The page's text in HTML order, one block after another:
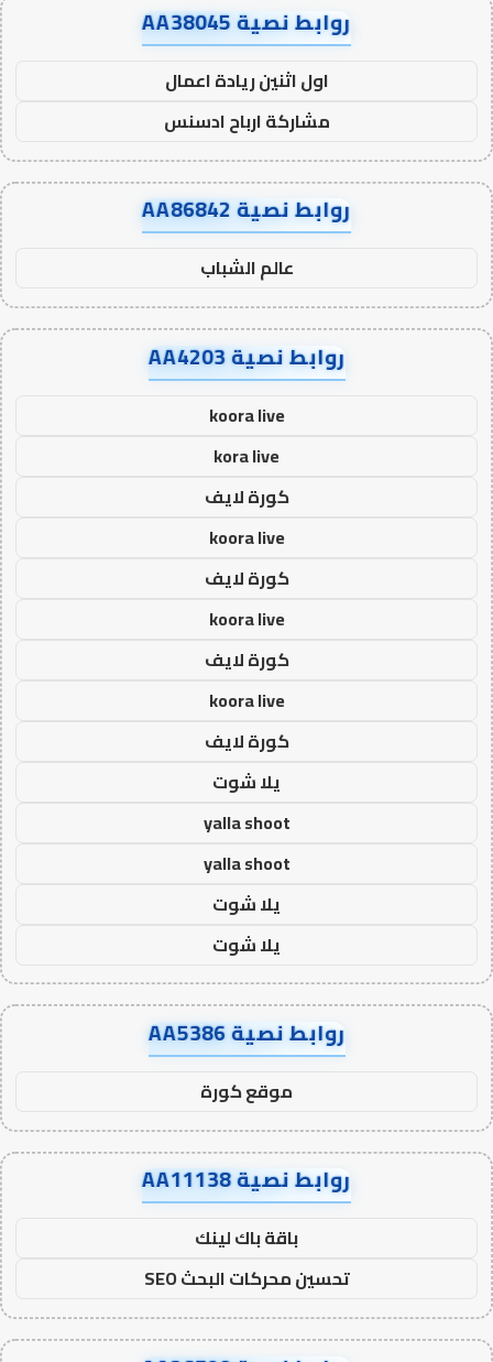
روابط نصية AA38045
اول اثنين ريادة اعمال
مشاركة ارباح ادسنس
روابط نصية AA86842
عالم الشباب
روابط نصية AA4203
koora live
kora live
كورة لايف
koora live
كورة لايف
koora live
كورة لايف
koora live
كورة لايف
يلا شوت
yalla shoot
yalla shoot
يلا شوت
يلا شوت
روابط نصية AA5386
موقع كورة
روابط نصية AA11138
باقة باك لينك
تحسين محركات البحث SEO